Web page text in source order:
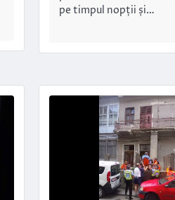
pe timpul nopții și…